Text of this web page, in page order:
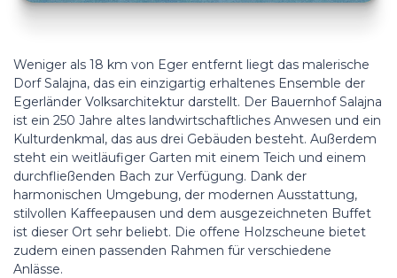
Weniger als 18 km von Eger entfernt liegt das malerische
Dorf Salajna, das ein einzigartig erhaltenes Ensemble der
Egerländer Volksarchitektur darstellt. Der Bauernhof Salajna
ist ein 250 Jahre altes landwirtschaftliches Anwesen und ein
Kulturdenkmal, das aus drei Gebäuden besteht. Außerdem
steht ein weitläufiger Garten mit einem Teich und einem
durchfließenden Bach zur Verfügung. Dank der
harmonischen Umgebung, der modernen Ausstattung,
stilvollen Kaffeepausen und dem ausgezeichneten Buffet
ist dieser Ort sehr beliebt. Die offene Holzscheune bietet
zudem einen passenden Rahmen für verschiedene
Anlässe.